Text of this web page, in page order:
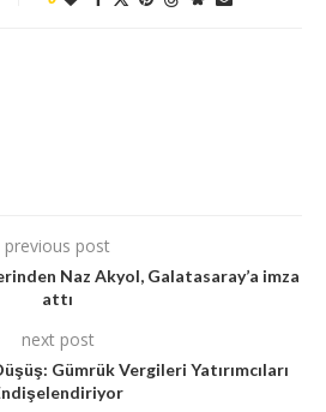
previous post
Naz Akyol, Galatasaray’a imza
attı
next post
Gümrük Vergileri Yatırımcıları